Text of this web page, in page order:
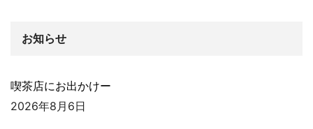
お知らせ
喫茶店にお出かけー
2026年8月6日